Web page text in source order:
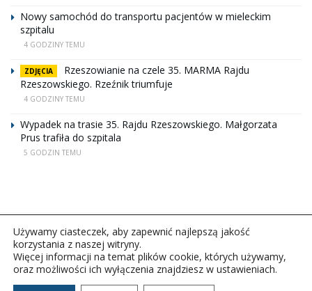
Nowy samochód do transportu pacjentów w mieleckim
szpitalu
4 GODZINY TEMU
ZDJĘCIA
Rzeszowianie na czele 35. MARMA Rajdu
Rzeszowskiego. Rzeźnik triumfuje
4 GODZINY TEMU
Wypadek na trasie 35. Rajdu Rzeszowskiego. Małgorzata
Prus trafiła do szpitala
5 GODZIN TEMU
Copyright © 2026Polskie Radio Rzeszów S.A. w likwidacj.
Używamy ciasteczek, aby zapewnić najlepszą jakość
korzystania z naszej witryny.
Więcej informacji na temat plików cookie, których używamy,
oraz możliwości ich wyłączenia znajdziesz w ustawieniach.